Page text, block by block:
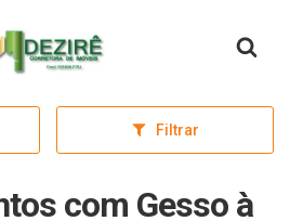
inicial
Filtrar
com Gesso à